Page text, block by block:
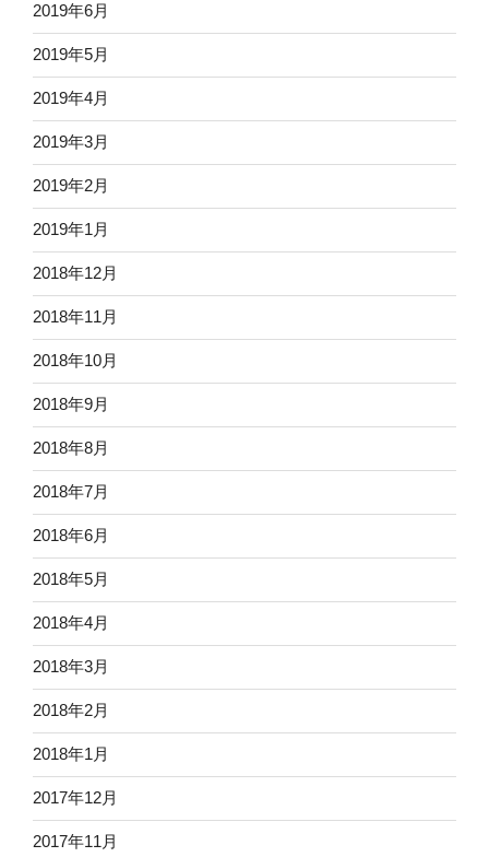
2019年6月
2019年5月
2019年4月
2019年3月
2019年2月
2019年1月
2018年12月
2018年11月
2018年10月
2018年9月
2018年8月
2018年7月
2018年6月
2018年5月
2018年4月
2018年3月
2018年2月
2018年1月
2017年12月
2017年11月